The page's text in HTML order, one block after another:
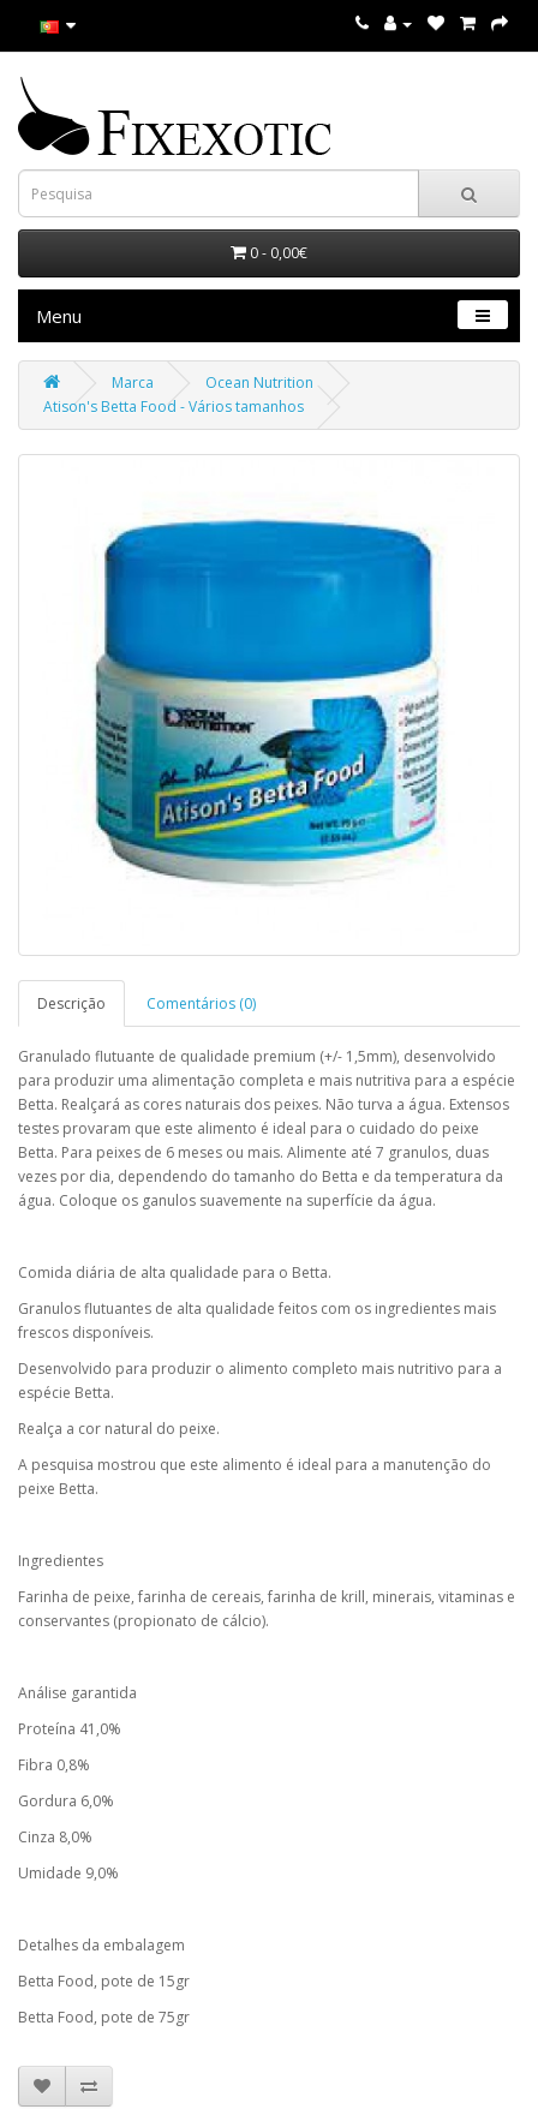
0 - 0,00€
Menu
Marca
Ocean Nutrition
Atison's Betta Food - Vários tamanhos
Descrição Comentários (0)
Granulado flutuante de qualidade premium (+/- 1,5mm), desenvolvido
para produzir uma alimentação completa e mais nutritiva para a espécie
Betta. Realçará as cores naturais dos peixes. Não turva a água. Extensos
testes provaram que este alimento é ideal para o cuidado do peixe
Betta. Para peixes de 6 meses ou mais. Alimente até 7 granulos, duas
vezes por dia, dependendo do tamanho do Betta e da temperatura da
água. Coloque os ganulos suavemente na superfície da água.
Comida diária de alta qualidade para o Betta.
Granulos flutuantes de alta qualidade feitos com os ingredientes mais
frescos disponíveis.
Desenvolvido para produzir o alimento completo mais nutritivo para a
espécie Betta.
Realça a cor natural do peixe.
A pesquisa mostrou que este alimento é ideal para a manutenção do
peixe Betta.
Ingredientes
Farinha de peixe, farinha de cereais, farinha de krill, minerais, vitaminas e
conservantes (propionato de cálcio).
Análise garantida
Proteína 41,0%
Fibra 0,8%
Gordura 6,0%
Cinza 8,0%
Umidade 9,0%
Detalhes da embalagem
Betta Food, pote de 15gr
Betta Food, pote de 75gr